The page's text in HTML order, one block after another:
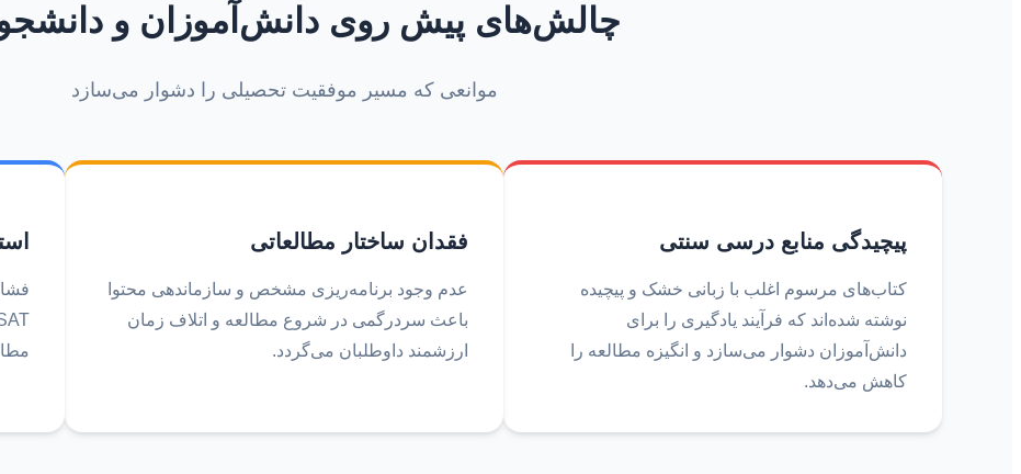
چالش‌های پیش روی دانش‌آموزان و
موانعی که مسیر موفقیت تحصیلی را دشوار می‌سازد
پیچیدگی منابع درسی سنتی
کتاب‌های مرسوم اغلب با زبانی خشک و پیچیده
نوشته شده‌اند که فرآیند یادگیری را برای
دانش‌آموزان دشوار می‌سازد و انگیزه مطالعه را
کاهش می‌دهد.
فقدان ساختار مطالعاتی
عدم وجود برنامه‌ریزی مشخص و سازماندهی محتوا
باعث سردرگمی در شروع مطالعه و اتلاف زمان
ارزشمند داوطلبان می‌گردد.